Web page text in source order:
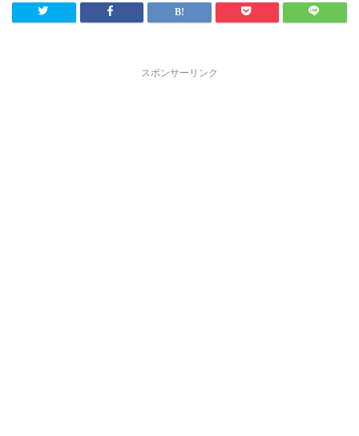
スポンサーリンク